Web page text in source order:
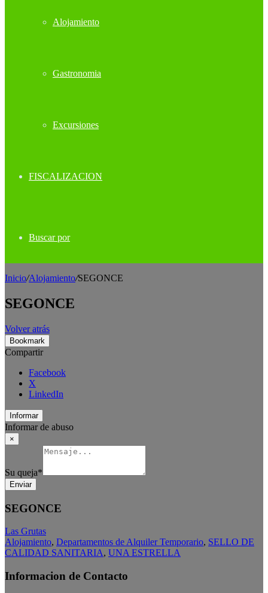
Alojamiento
Gastronomia
Excursiones
FISCALIZACION
Buscar por
Inicio/Alojamiento/SEGONCE
SEGONCE
Volver atrás
Bookmark
Compartir
Facebook
X
LinkedIn
Informar
Informar de abuso
×
Su queja*
Enviar
SEGONCE
Las Grutas
Alojamiento, Departamentos de Alquiler Temporario, SELLO DE
CALIDAD SANITARIA, UNA ESTRELLA
Informacion de Contacto